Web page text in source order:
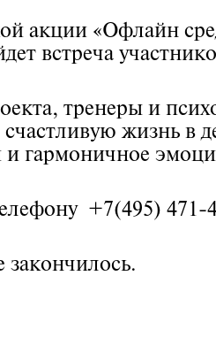
акции «Офлайн
встреча
тренеры и
жизнь в
и гармоничное
+7(495) 471-
закончилось.